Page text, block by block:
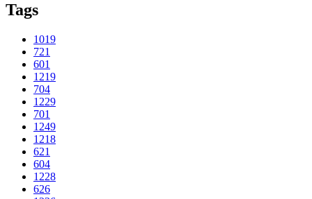
Tags
1019
721
601
1219
704
1229
701
1249
1218
621
604
1228
626